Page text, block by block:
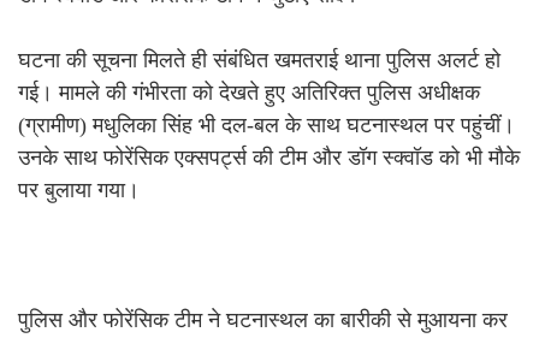
घटना की सूचना मिलते ही संबंधित खमतराई थाना पुलिस अलर्ट हो
गई। मामले की गंभीरता को देखते हुए अतिरिक्त पुलिस अधीक्षक
(ग्रामीण) मधुलिका सिंह भी दल-बल के साथ घटनास्थल पर पहुंचीं।
उनके साथ फोरेंसिक एक्सपर्ट्स की टीम और डॉग स्क्वॉड को भी मौके
पर बुलाया गया।
पुलिस और फोरेंसिक टीम ने घटनास्थल का बारीकी से मुआयना कर